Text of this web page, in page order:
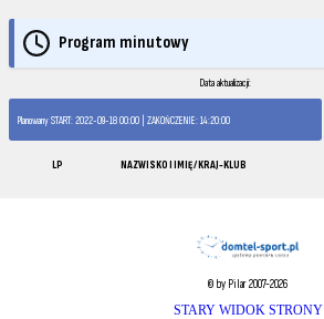
Program minutowy
Data aktualizacji:
Planowany START: 2022-09-18 00:00 | ZAKOŃCZENIE: 14:20:00
LP NAZWISKO I IMIĘ / KRAJ-KLUB
© by Pilar 2007-2026
STARY WIDOK STRONY